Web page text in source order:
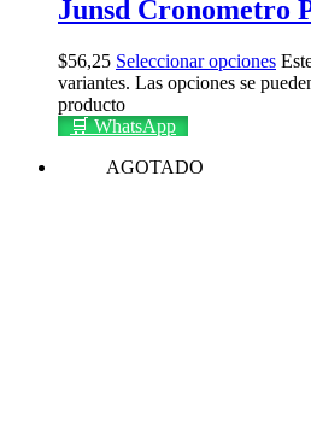
Junsd Cronometro
$56,25 Seleccionar opciones
variantes. Las opciones se
producto
🛒 WhatsApp
AGOTADO